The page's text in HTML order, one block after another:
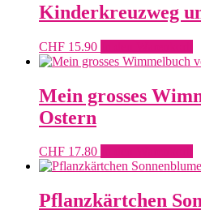
Kinderkreuzweg
CHF 15.90
Mein grosses
Ostern
CHF 17.80
Pflanzkärtchen